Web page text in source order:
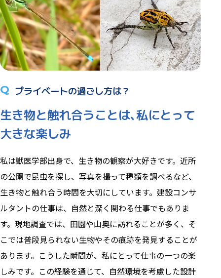
Q プライベートの過ごし方は？
生き物と触れ合うことは､私にとって
大きな楽しみ
私は獣医学部出身で、生き物の観察が大好きです。近所
の公園で昆虫を探し、写真を撮って種類を調べるなど、
生き物と触れ合う時間を大切にしています。建設コンサ
ルタントの仕事は、自然と深く関わる仕事でもありま
す。現地調査では、田園や山奥に訪れることが多く、そ
こでは普段見られない生物やその痕跡を発見することが
あります。こうした瞬間が、私にとって仕事の一つの楽
しみです。この経験を通じて、自然環境を考慮した設計